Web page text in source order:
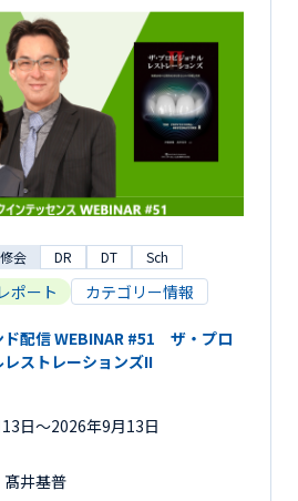
会 DR DT Sch
ポート カテゴリー情報
ド配信 WEBINAR #51 ザ・プロ
レストレーションズII
日〜2026年9月13日
井基普